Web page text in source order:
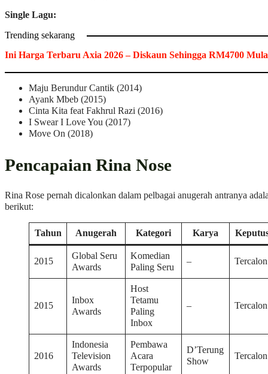
Single Lagu:
Trending sekarang
Ini Harga Terbaru Axia 2026 – Diskaun Sehingga RM4700
Maju Berundur Cantik (2014)
Ayank Mbeb (2015)
Cinta Kita feat Fakhrul Razi (2016)
I Swear I Love You (2017)
Move On (2018)
Pencapaian Rina Nose
Rina Rose pernah dicalonkan dalam pelbagai anugerah antranya
berikut:
Tahun Anugerah Kategori Karya
2015
Global Seru
Awards
Komedian
Paling Seru
– Tercalon
2015
Inbox
Awards
Host
Tetamu
Paling
Inbox
– Tercalon
2016
Indonesia
Television
Awards
Pembawa
Acara
Terpopular
D’Terung
Show
Tercalon